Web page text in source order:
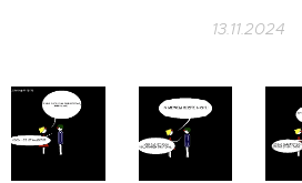
13.11.2024